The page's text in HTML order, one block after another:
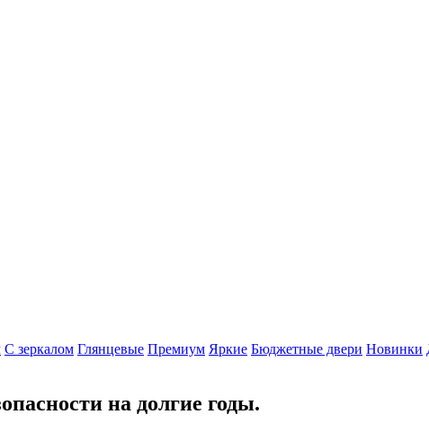
С зеркалом Глянцевые Премиум Яркие Бюджетные двери Новинки
на долгие годы.